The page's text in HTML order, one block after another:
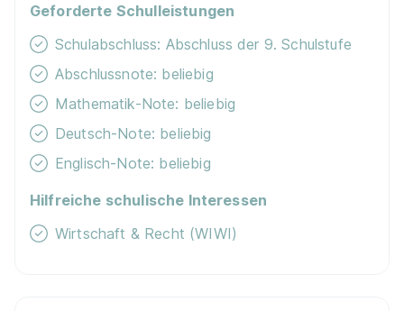
Geforderte Schulleistungen
Schulabschluss: Abschluss der 9. Schulstufe
Abschlussnote: beliebig
Mathematik-Note: beliebig
Deutsch-Note: beliebig
Englisch-Note: beliebig
Hilfreiche schulische Interessen
Wirtschaft & Recht (WIWI)